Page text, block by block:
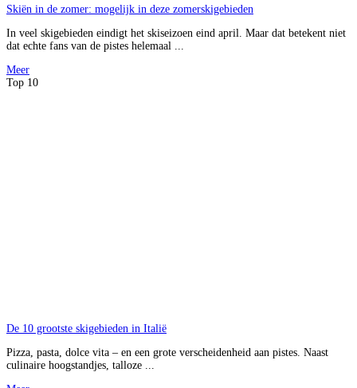
Skiën in de zomer: mogelijk in deze zomerskigebieden
In veel skigebieden eindigt het skiseizoen eind april. Maar dat betekent niet
dat echte fans van de pistes helemaal ...
Meer
Top 10
De 10 grootste skigebieden in Italië
Pizza, pasta, dolce vita – en een grote verscheidenheid aan pistes. Naast
culinaire hoogstandjes, talloze ...